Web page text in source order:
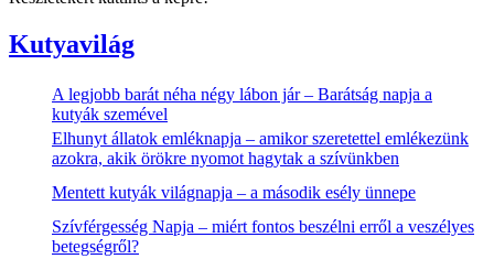
Kutyavilág
A legjobb barát néha négy lábon jár – Barátság napja a
kutyák szemével
Elhunyt állatok emléknapja – amikor szeretettel emlékezünk
azokra, akik örökre nyomot hagytak a szívünkben
Mentett kutyák világnapja – a második esély ünnepe
Szívférgesség Napja – miért fontos beszélni erről a veszélyes
betegségről?